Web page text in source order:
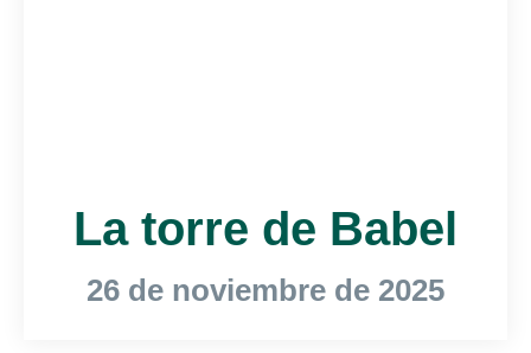
La torre de Babel
26 de noviembre de 2025